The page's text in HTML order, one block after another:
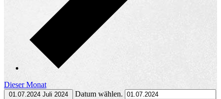
Dieser Monat
01.07.2024 Juli 2024 Datum wählen.